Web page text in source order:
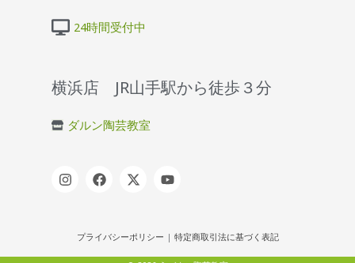
24時間受付中
横浜店 JR山手駅から徒歩３分
ダルン陶芸教室
プライバシーポリシー | 特定商取引法に基づく表記